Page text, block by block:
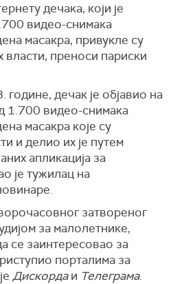
дечака, који је
видео-снимака
масакра, привукле су
преноси париски
дечак је објавио на
1.700 видео-снимака
масакра којe су
и делио их је путем
апликација за
је тужилац на
затвореног
за малолетнике,
се заинтересовао за
порталима за
Дискордаи Телеграма.